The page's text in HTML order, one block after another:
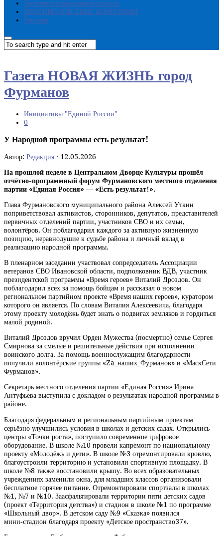
Политика конфиденциальности
ПРОТИВОДЕЙСТВИЕ КОРРУПЦИИ
Реклама
Газета НОВАЯ ЖИЗНЬ город
Фурманов
Инициативы "Единой России"
0
У Народной программы есть результат!
Автор: Редакция · 12.05.2026
На прошлой неделе в Центральном Дворце Культуры прошёл
отчётно-программный форум Фурмановского местного отделения
партии «Единая Россия» — «Есть результат!».
Глава Фурмановского муниципального района Алексей Уткин
поприветствовал активистов, сторонников, депутатов, представителей
первичных отделений партии, участников СВО и их семьи,
волонтёров. Он поблагодарил каждого за активную жизненную
позицию, неравнодушие к судьбе района и личный вклад в
реализацию народной программы.
В пленарном заседании участвовал сопредседатель Ассоциации
ветеранов СВО Ивановской области, подполковник ВДВ, участник
президентской программы «Время героев» Виталий Дроздов. Он
поблагодарил всех за помощь бойцам и рассказал о новом
региональном партийном проекте «Время наших героев», куратором
которого он является. По словам Виталия Алексеевича, благодаря
этому проекту молодёжь будет знать о подвигах земляков и гордиться
малой родиной.
Виталий Дроздов вручил Орден Мужества (посмертно) семье Сергея
Смирнова за смелые и решительные действия при исполнении
воинского долга. За помощь военнослужащим благодарности
получили волонтёрские группы «Za_наших_Фурманов» и «МаскСети
Фурманов».
Секретарь местного отделения партии «Единая Россия» Ирина
Антуфьева выступила с докладом о результатах народной программы в
районе.
Благодаря федеральным и региональным партийным проектам
серьёзно улучшились условия в школах и детских садах. Открылись
центры «Точки роста», поступило современное цифровое
оборудование. В школе №10 провели капремонт по национальному
проекту «Молодёжь и дети». В школе №3 отремонтировали кровлю,
благоустроили территорию и установили спортивную площадку. В
школе №8 также восстановили крышу. Во всех образовательных
учреждениях заменили окна, для младших классов организовали
бесплатное горячее питание. Отремонтировали спортзалы в школах
№1, №7 и №10. Заасфальтировали территории пяти детских садов
(проект «Территория детства») и стадион в школе №1 по программе
«Школьный двор». В детском саду №9 «Сказка» появился
мини‑стадион благодаря проекту «Детское пространство37».